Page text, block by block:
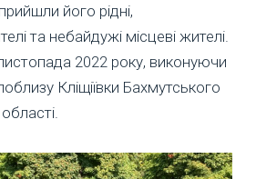
його рідні,
та небайдужі місцеві жителі.
2022 року, виконуючи
Кліщіївки Бахмутського